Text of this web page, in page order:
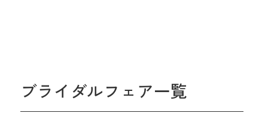
ブライダルフェア一覧